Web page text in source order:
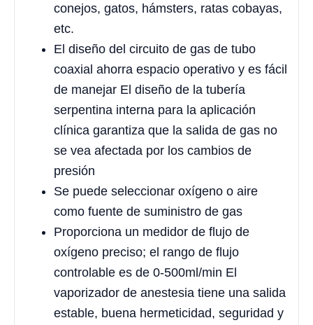
conejos, gatos, hámsters, ratas cobayas,
etc.
El diseño del circuito de gas de tubo
coaxial ahorra espacio operativo y es fácil
de manejar El diseño de la tubería
serpentina interna para la aplicación
clínica garantiza que la salida de gas no
se vea afectada por los cambios de
presión
Se puede seleccionar oxígeno o aire
como fuente de suministro de gas
Proporciona un medidor de flujo de
oxígeno preciso; el rango de flujo
controlable es de 0-500ml/min El
vaporizador de anestesia tiene una salida
estable, buena hermeticidad, seguridad y